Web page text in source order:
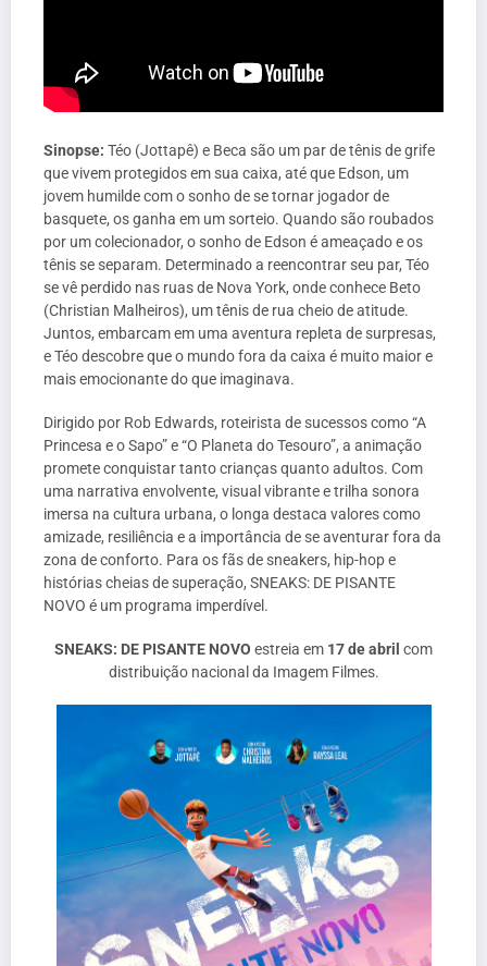
Sinopse: Téo (Jottapê) e Beca são um par de tênis de grife
que vivem protegidos em sua caixa, até que Edson, um
jovem humilde com o sonho de se tornar jogador de
basquete, os ganha em um sorteio. Quando são roubados
por um colecionador, o sonho de Edson é ameaçado e os
tênis se separam. Determinado a reencontrar seu par, Téo
se vê perdido nas ruas de Nova York, onde conhece Beto
(Christian Malheiros), um tênis de rua cheio de atitude.
Juntos, embarcam em uma aventura repleta de surpresas,
e Téo descobre que o mundo fora da caixa é muito maior e
mais emocionante do que imaginava.
Dirigido por Rob Edwards, roteirista de sucessos como “A
Princesa e o Sapo” e “O Planeta do Tesouro”, a animação
promete conquistar tanto crianças quanto adultos. Com
uma narrativa envolvente, visual vibrante e trilha sonora
imersa na cultura urbana, o longa destaca valores como
amizade, resiliência e a importância de se aventurar fora da
zona de conforto. Para os fãs de sneakers, hip-hop e
histórias cheias de superação, SNEAKS: DE PISANTE
NOVO é um programa imperdível.
SNEAKS: DE PISANTE NOVO estreia em 17 de abril com
distribuição nacional da Imagem Filmes.